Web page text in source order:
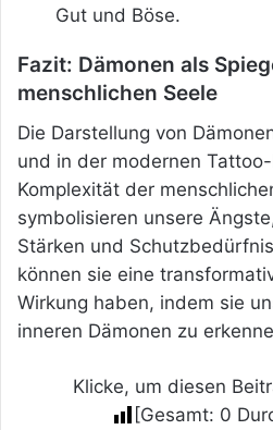
Gut und Böse.
Fazit: Dämonen als
menschlichen Seele
Die Darstellung von
und in der modernen
Komplexität der
symbolisieren unsere
Stärken und
können sie eine
Wirkung haben, indem sie
inneren Dämonen zu
Klicke, um diesen
[Gesamt: 0